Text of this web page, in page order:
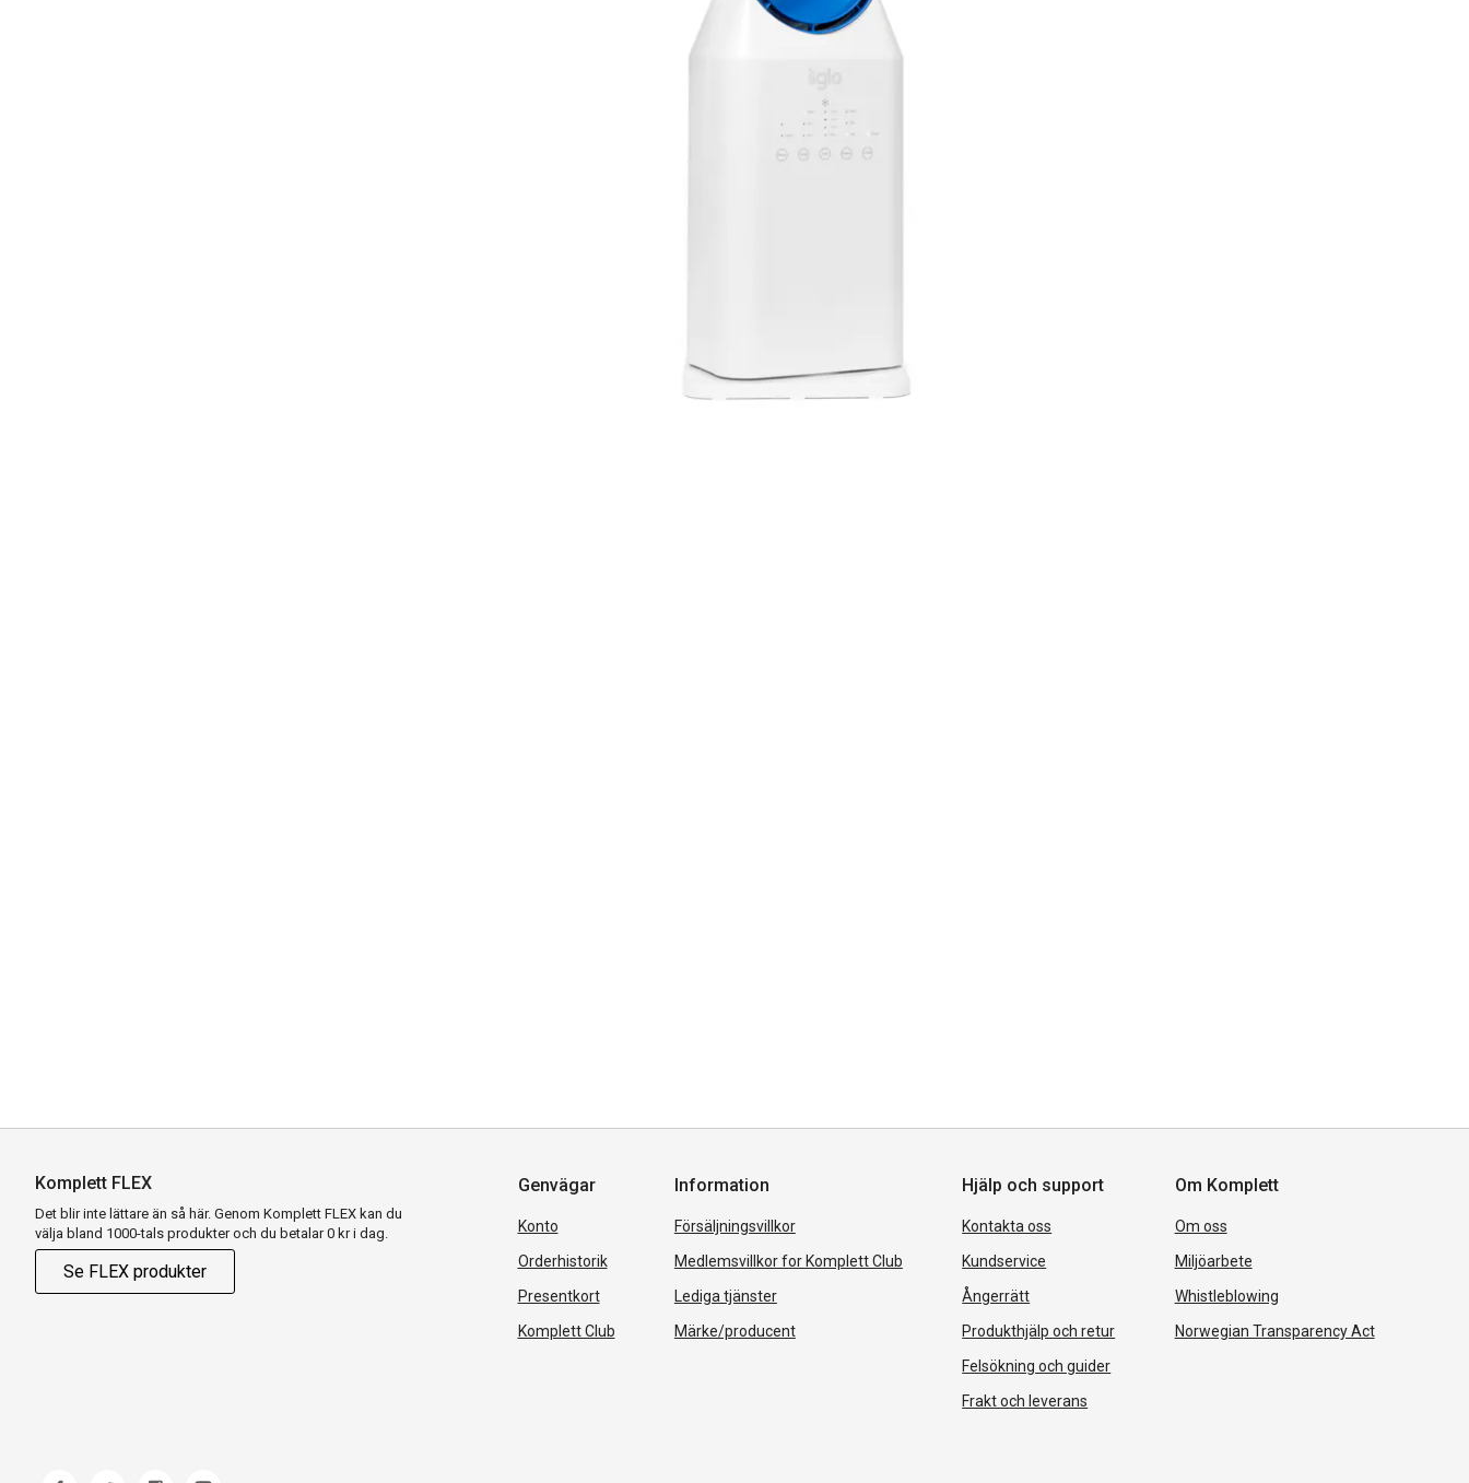
Komplett FLEX
Det blir inte lättare än så här. Genom Komplett FLEX kan du
välja bland 1000-tals produkter och du betalar 0 kr i dag.
Se FLEX produkter
Genvägar
Konto
Orderhistorik
Presentkort
Komplett Club
Information
Försäljningsvillkor
Medlemsvillkor for Komplett Club
Lediga tjänster
Märke/producent
Hjälp och support
Kontakta oss
Kundservice
Ångerrätt
Produkthjälp och retur
Felsökning och guider
Frakt och leverans
Om Komplett
Om oss
Miljöarbete
Whistleblowing
Norwegian Transparency Act